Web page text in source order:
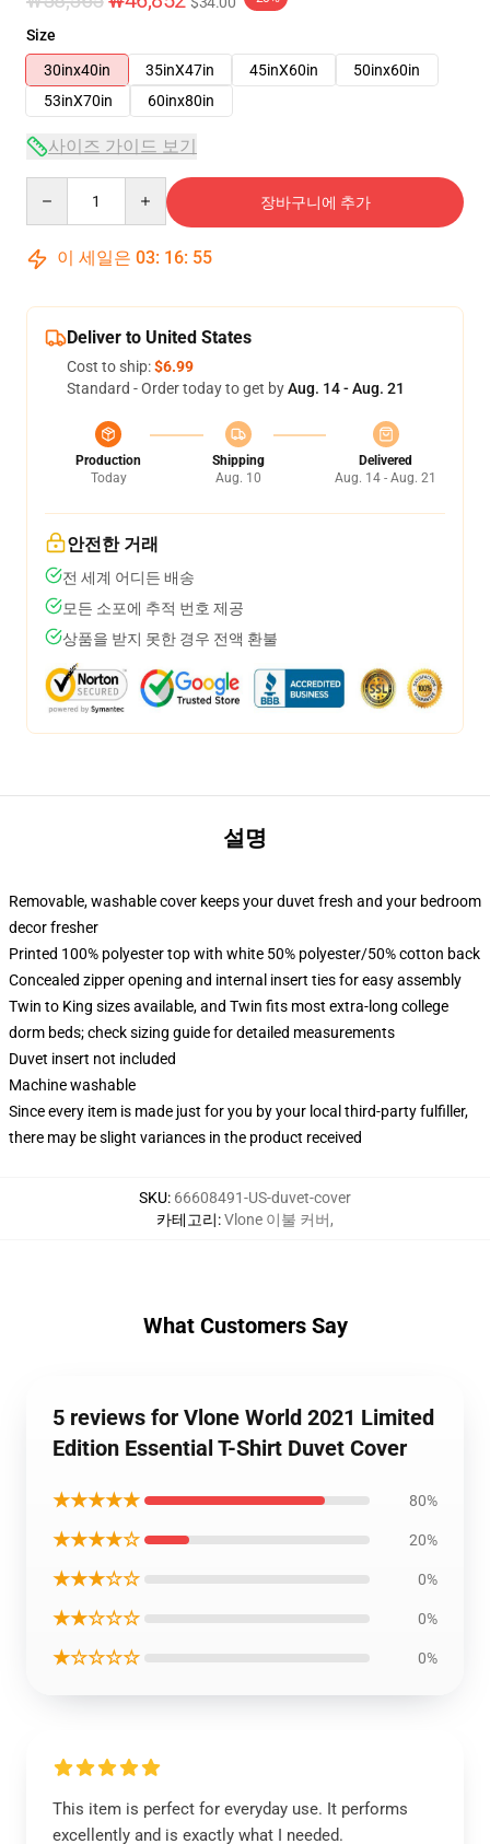
Size
30inx40in
35inX47in 45inX60in
50inx60in
53inX70in
60inx80in
사이즈 가이드 보기
장바구니에 추가
이 세일은 03: 16: 54
Deliver to United States
Cost to ship:$6.99
Standard - Order today to get byAug. 14 - Aug. 21
Production
Today
Shipping
Aug. 10
Delivered
Aug. 14 - Aug. 21
안전한 거래
전 세계 어디든 배송
모든 소포에 추적 번호 제공
상품을 받지 못한 경우 전액 환불
설명
Removable, washable cover keeps your duvet fresh and your bedroom
decor fresher
Printed 100% polyester top with white 50% polyester/50% cotton back
Concealed zipper opening and internal insert ties for easy assembly
Twin to King sizes available, and Twin fits most extra-long college
dorm beds; check sizing guide for detailed measurements
Duvet insert not included
Machine washable
Since every item is made just for you by your local third-party fulfiller,
there may be slight variances in the product received
SKU: 66608491-US-duvet-cover
카테고리:Vlone 이불 커버,
What Customers Say
5 reviews for Vlone World 2021 Limited
Edition Essential T-Shirt Duvet Cover
★★★★★ 80%
★★★★☆ 20%
★★★☆☆ 0%
★★☆☆☆ 0%
★☆☆☆☆ 0%
This item is perfect for everyday use. It performs
excellently and is exactly what I needed.